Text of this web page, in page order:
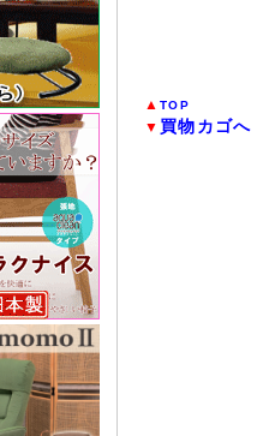
▲TOP
▼ 買物カゴへ